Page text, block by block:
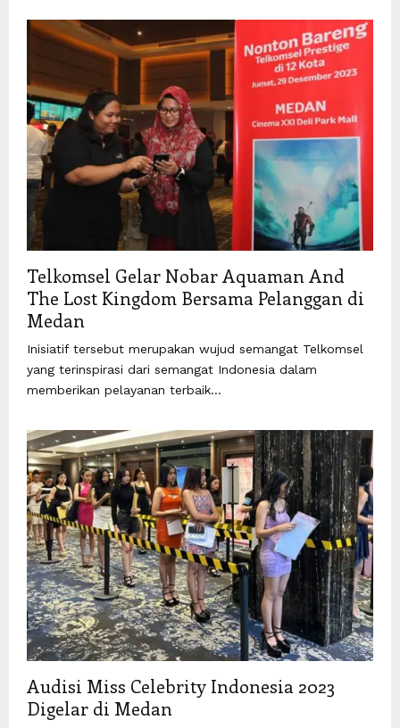
Telkomsel Gelar Nobar Aquaman And
The Lost Kingdom Bersama Pelanggan di
Medan
Inisiatif tersebut merupakan wujud semangat Telkomsel
yang terinspirasi dari semangat Indonesia dalam
memberikan pelayanan terbaik...
Audisi Miss Celebrity Indonesia 2023
Digelar di Medan